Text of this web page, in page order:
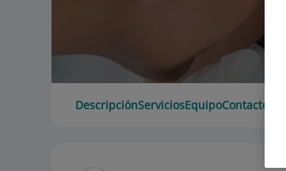
DescripciónServiciosEquipoContacto